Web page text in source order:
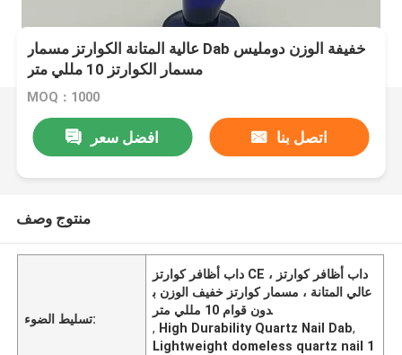
عالية المتانة الكوارتز مسمار Dab خفيفة الوزن دومليس
مسمار الكوارتز 10 مللي متر
MOQ：1000
افضل سعر اتصل بنا
منتوج وصف
تسليط الضوء:
داب أظافر كوارتز CE ، داب أظافر كوارتز
عالي المتانة ، مسمار كوارتز خفيف الوزن ب
دون قوام 10 مللي متر
, High Durability Quartz Nail Dab,
Lightweight domeless quartz nail 1